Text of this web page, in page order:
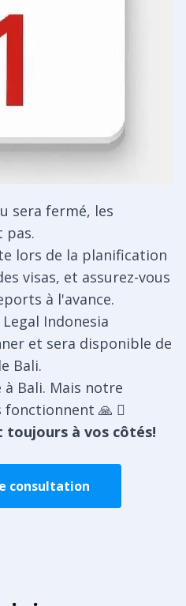
sera fermé, les
pas.
lors de la planification
visas, et assurez-vous
à l'avance.
Indonesia
et sera disponible de
Bali.
Bali. Mais notre
🙏 🏻
toujours à vos côtés!
consultation